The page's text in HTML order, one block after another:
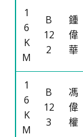
1
6
K
M
B
12
2
鍾
偉
華
1
6
K
M
B
12
3
馮
偉
權